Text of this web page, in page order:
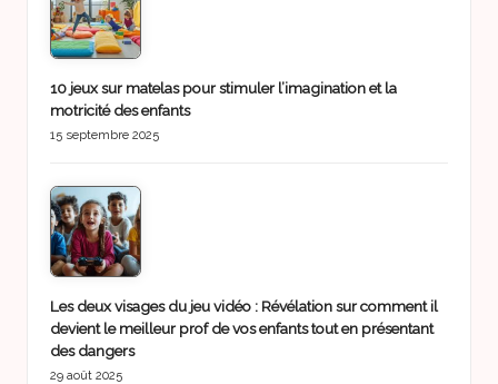
10 jeux sur matelas pour stimuler l’imagination et la
motricité des enfants
15 septembre 2025
Les deux visages du jeu vidéo : Révélation sur comment il
devient le meilleur prof de vos enfants tout en présentant
des dangers
29 août 2025